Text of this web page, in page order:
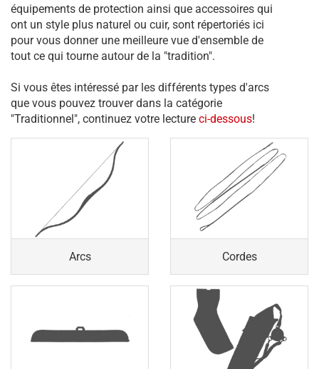
équipements de protection ainsi que accessoires qui
ont un style plus naturel ou cuir, sont répertoriés ici
pour vous donner une meilleure vue d'ensemble de
tout ce qui tourne autour de la "tradition".
Si vous êtes intéressé par les différents types d'arcs
que vous pouvez trouver dans la catégorie
"Traditionnel", continuez votre lecture ci-dessous!
Arcs Cordes